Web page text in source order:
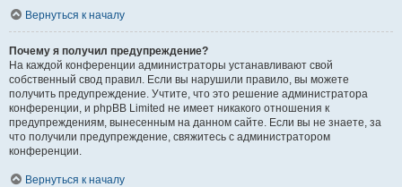
Вернуться к началу
Почему я получил предупреждение?
На каждой конференции администраторы устанавливают свой
собственный свод правил. Если вы нарушили правило, вы можете
получить предупреждение. Учтите, что это решение администратора
конференции, и phpBB Limited не имеет никакого отношения к
предупреждениям, вынесенным на данном сайте. Если вы не знаете, за
что получили предупреждение, свяжитесь с администратором
конференции.
Вернуться к началу